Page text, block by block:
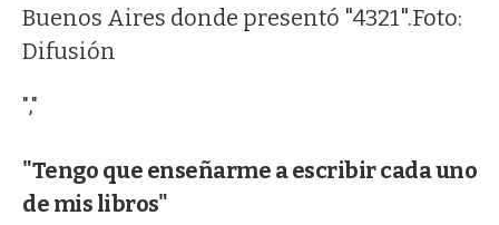
Buenos Aires donde presentó "4321".Foto:
Difusión
","
"Tengo que enseñarme a escribir cada uno
de mis libros"